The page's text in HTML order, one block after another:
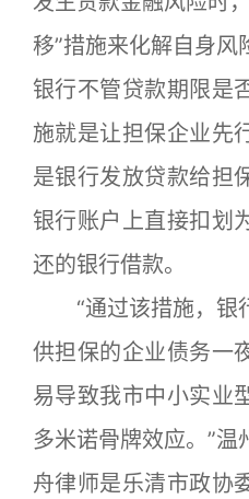
移”措施来化解自身风
银行不管贷款期限是
施就是让担保企业先
是银行发放贷款给担
银行账户上直接扣划
还的银行借款。
“通过该措施，银
供担保的企业债务一
易导致我市中小实业
多米诺骨牌效应。”
舟律师是乐清市政协